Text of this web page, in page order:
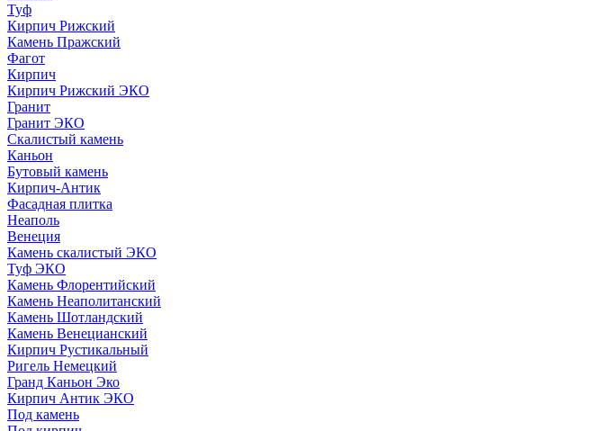
Туф
Кирпич Рижский
Камень Пражский
Фагот
Кирпич
Кирпич Рижский ЭКО
Гранит
Гранит ЭКО
Скалистый камень
Каньон
Бутовый камень
Кирпич-Антик
Фасадная плитка
Неаполь
Венеция
Камень скалистый ЭКО
Туф ЭКО
Камень Флорентийский
Камень Неаполитанский
Камень Шотландский
Камень Венецианский
Кирпич Рустикальный
Ригель Немецкий
Гранд Каньон Эко
Кирпич Антик ЭКО
Под камень